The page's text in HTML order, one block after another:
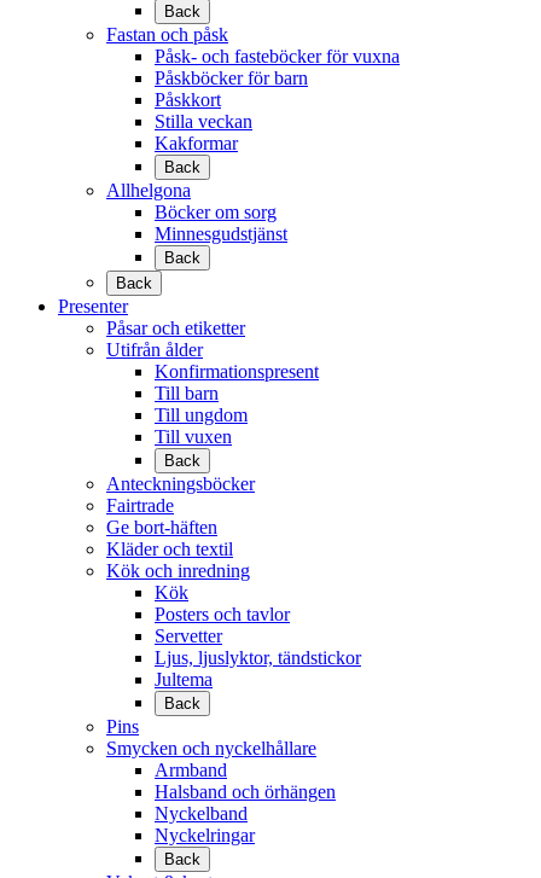
Back
Fastan och påsk
Påsk- och fasteböcker för vuxna
Påskböcker för barn
Påskkort
Stilla veckan
Kakformar
Back
Allhelgona
Böcker om sorg
Minnesgudstjänst
Back
Back
Presenter
Påsar och etiketter
Utifrån ålder
Konfirmationspresent
Till barn
Till ungdom
Till vuxen
Back
Anteckningsböcker
Fairtrade
Ge bort-häften
Kläder och textil
Kök och inredning
Kök
Posters och tavlor
Servetter
Ljus, ljuslyktor, tändstickor
Jultema
Back
Pins
Smycken och nyckelhållare
Armband
Halsband och örhängen
Nyckelband
Nyckelringar
Back